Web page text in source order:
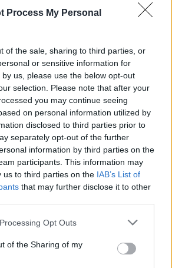
Process My Personal
of the sale, sharing to third parties, or
or sensitive information for
us, please use the below opt-out
selection. Please note that after your
you may continue seeing
on personal information utilized by
disclosed to third parties prior to
separately opt-out of the further
information by third parties on the
participants. This information may
us to third parties on the IAB’s List of
that may further disclose it to other
Opt Outs
of the Sharing of my
με τον Θανάση Μήνα για το νέο της
με τίτλο "Κομπολόι στο χώμα".